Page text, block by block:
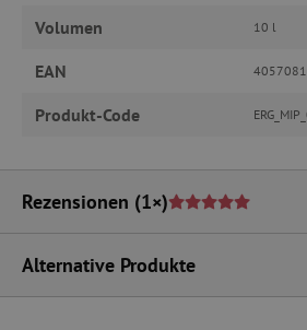
Volumen 10 l
EAN
Produkt-Code
Rezensionen (1×)
Alternative Produkte
cjConsent
FPAU